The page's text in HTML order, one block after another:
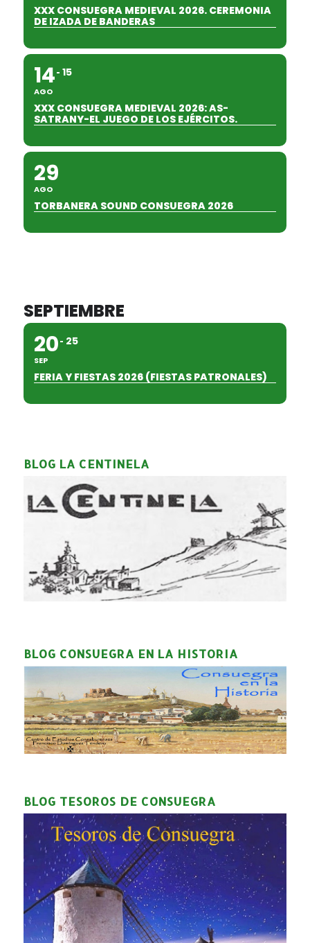
XXX CONSUEGRA MEDIEVAL 2026. CEREMONIA
DE IZADA DE BANDERAS
14
AGO
15
XXX CONSUEGRA MEDIEVAL 2026: AS-
SATRANY-EL JUEGO DE LOS EJÉRCITOS.
29
AGO
TORBANERA SOUND CONSUEGRA 2026
SEPTIEMBRE
20
SEP
25
FERIA Y FIESTAS 2026 (FIESTAS PATRONALES)
BLOG LA CENTINELA
BLOG CONSUEGRA EN LA HISTORIA
BLOG TESOROS DE CONSUEGRA